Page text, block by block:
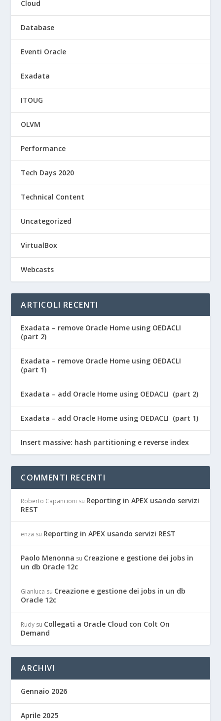
Cloud
Database
Eventi Oracle
Exadata
ITOUG
OLVM
Performance
Tech Days 2020
Technical Content
Uncategorized
VirtualBox
Webcasts
ARTICOLI RECENTI
Exadata – remove Oracle Home using OEDACLI
(part 2)
Exadata – remove Oracle Home using OEDACLI
(part 1)
Exadata – add Oracle Home using OEDACLI (part 2)
Exadata – add Oracle Home using OEDACLI (part 1)
Insert massive: hash partitioning e reverse index
COMMENTI RECENTI
Roberto Capancioni su Reporting in APEX usando servizi
REST
enza su Reporting in APEX usando servizi REST
Paolo Menonna su Creazione e gestione dei jobs in
un db Oracle 12c
Gianluca su Creazione e gestione dei jobs in un db
Oracle 12c
Rudy su Collegati a Oracle Cloud con Colt On
Demand
ARCHIVI
Gennaio 2026
Aprile 2025